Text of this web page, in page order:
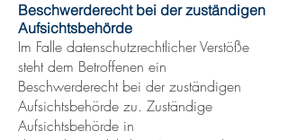
Beschwerderecht bei der zuständigen
Aufsichtsbehörde
Im Falle datenschutzrechtlicher Verstöße
steht dem Betroffenen ein
Beschwerderecht bei der zuständigen
Aufsichtsbehörde zu. Zuständige
Aufsichtsbehörde in